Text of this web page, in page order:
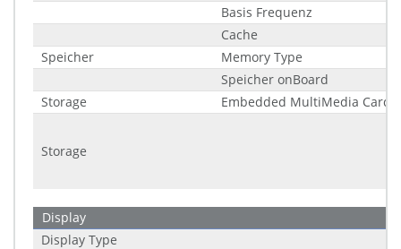
Basis Frequenz
Cache
Speicher
Memory Type
Speicher onBoard
Storage
Embedded MultiMedia Card
Storage
Display
Display Type